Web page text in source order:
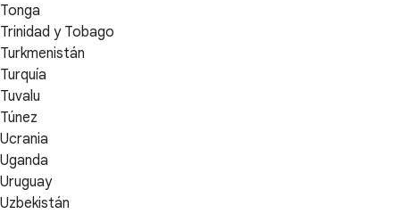
Tonga
Trinidad y Tobago
Turkmenistán
Turquía
Tuvalu
Túnez
Ucrania
Uganda
Uruguay
Uzbekistán